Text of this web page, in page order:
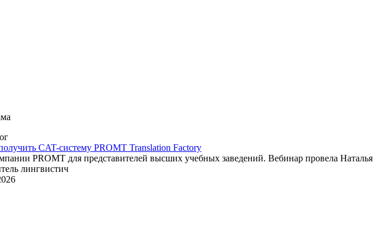
CAT-систему PROMT Translation Factory
PROMT для представителей высших учебных заведений. Вебинар провела Наталья
лингвистич